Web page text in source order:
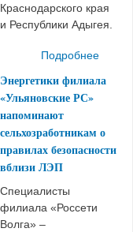
Краснодарского края
и Республики Адыгея.
Подробнее
Энергетики филиала
«Ульяновские РС»
напоминают
сельхозработникам о
правилах безопасности
вблизи ЛЭП
Специалисты
филиала «Россети
Волга» –